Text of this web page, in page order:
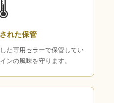
れた保管
た専用セラーで保管してい
ンの風味を守ります。